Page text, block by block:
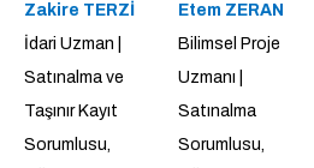
Zakire TERZİ
İdari Uzman |
Satınalma ve
Taşınır Kayıt
Sorumlusu,
Etem ZERAN
Bilimsel Proje
Uzmanı |
Satınalma
Sorumlusu,